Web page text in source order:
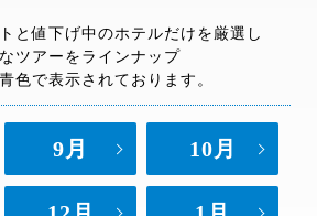
と値下げ中のホテルだけを厳選し
ツアーをラインナップ
色で表示されております。
9月 10月